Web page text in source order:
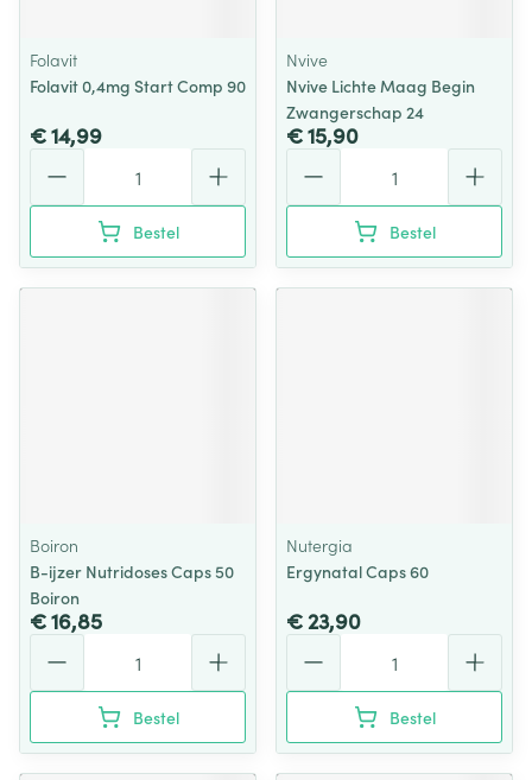
Folavit
Folavit 0,4mg Start Comp 90
€ 14,99
Bestel
Nvive
Nvive Lichte Maag Begin
Zwangerschap 24
€ 15,90
Bestel
Boiron
B-ijzer Nutridoses Caps 50
Boiron
€ 16,85
Bestel
Nutergia
Ergynatal Caps 60
€ 23,90
Bestel